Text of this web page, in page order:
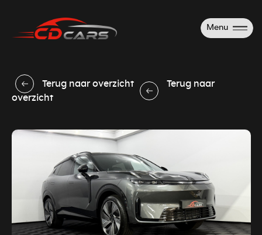
Menu
Terug naar overzicht
Terug naar
overzicht